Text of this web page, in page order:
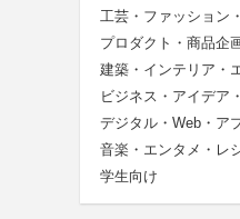
工芸・ファッション
プロダクト・商品企
建築・インテリア・
ビジネス・アイデア
デジタル・Web・ア
音楽・エンタメ・レ
学生向け